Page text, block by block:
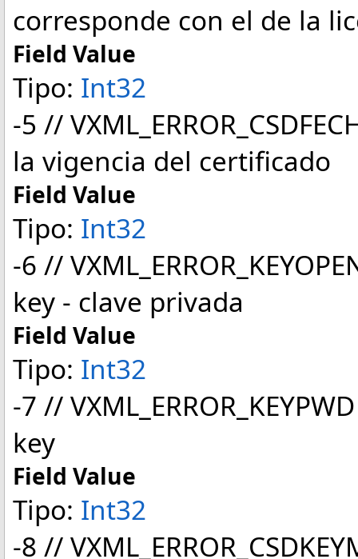
corresponde con el de la
Field Value
Tipo: Int32
-5 //
la vigencia del certificado
Field Value
Tipo: Int32
-6 //
key - clave privada
Field Value
Tipo: Int32
-7 //
key
Field Value
Tipo: Int32
-8 //